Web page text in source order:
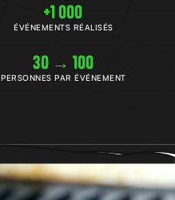
+1 000
ÉVÉNEMENTS RÉALISÉS
30 → 100
PERSONNES PAR ÉVÉNEMENT